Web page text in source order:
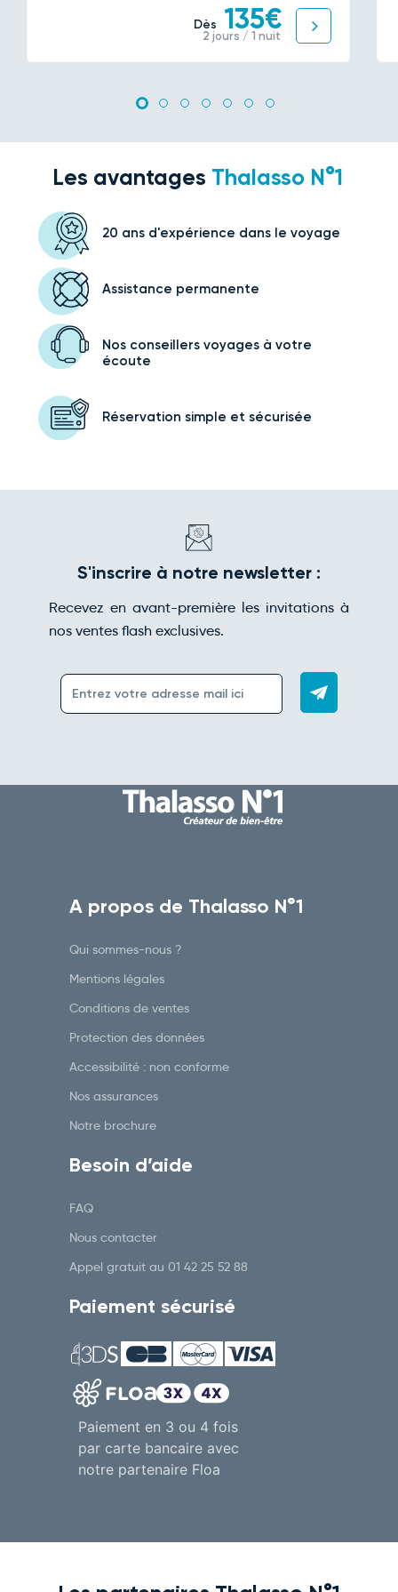
Dès 135€
2 jours / 1 nuit
Les avantages Thalasso N°1
20 ans d'expérience dans le voyage
Assistance permanente
Nos conseillers voyagesà votre
écoute
Réservation simple et sécurisée
S'inscrire à notre newsletter :
Recevez en avant-première les invitations à
nos ventes flash exclusives.
A propos de Thalasso N°1
Qui sommes-nous ?
Mentions légales
Conditions de ventes
Protection des données
Accessibilité : non conforme
Nos assurances
Notre brochure
Besoin d’aide
FAQ
Nous contacter
Appel gratuit au 01 42 25 52 88
Paiement sécurisé
Paiement en 3 ou 4 fois
par carte bancaire avec
notre partenaire Floa